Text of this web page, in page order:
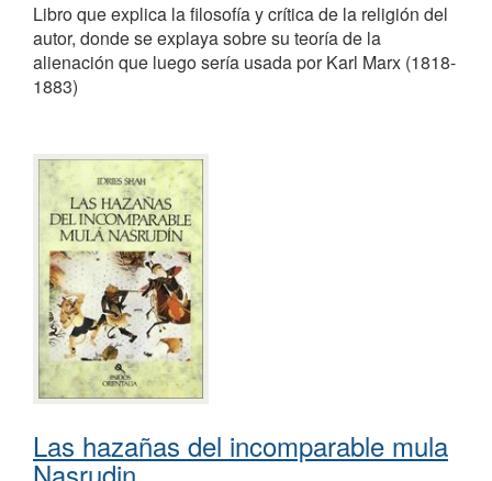
Libro que explica la filosofía y crítica de la religión del
autor, donde se explaya sobre su teoría de la
alienación que luego sería usada por Karl Marx (1818-
1883)
Las hazañas del incomparable mula